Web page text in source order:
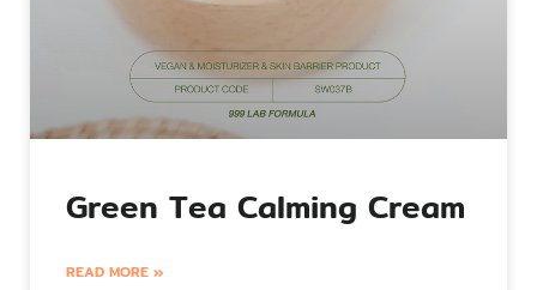
Green Tea Calming Cream
READ MORE »